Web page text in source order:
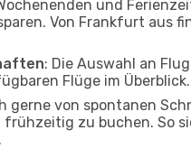
und
Von Frankfurt aus
: Die Auswahl an
Flüge im Überblick.
gerne von spontanen
zu buchen. So